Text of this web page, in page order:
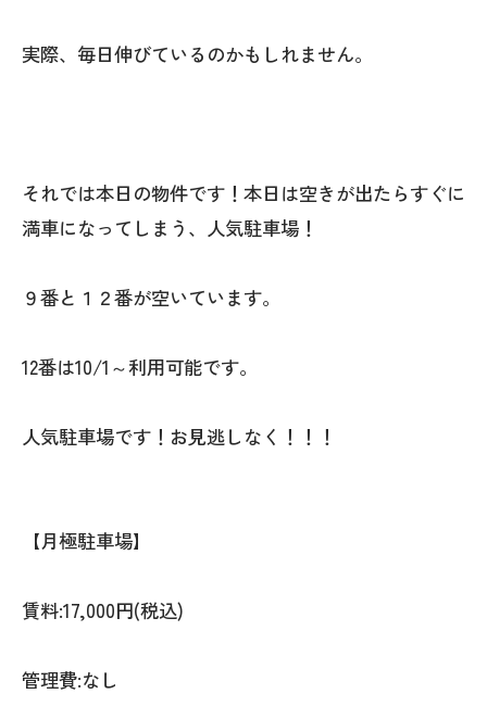
実際、毎日伸びているのかもしれません。
それでは本日の物件です！本日は空きが出たらすぐに
満車になってしまう、人気駐車場！
９番と１２番が空いています。
12番は10/1～利用可能です。
人気駐車場です！お見逃しなく！！！
【月極駐車場】
賃料:17,000円(税込)
管理費:なし